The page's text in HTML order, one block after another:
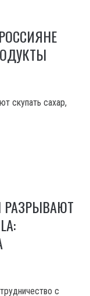
скупать сахар,
РАЗРЫВАЮТ
с